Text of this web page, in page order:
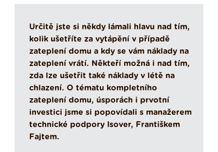
Určitě jste si někdy lámali hlavu nad tím,
kolik ušetříte za vytápění v případě
zateplení domu a kdy se vám náklady na
zateplení vrátí. Někteří možná i nad tím,
zda lze ušetřit také náklady v létě na
chlazení. O tématu kompletního
zateplení domu, úsporách i prvotní
investici jsme si popovídali s manažerem
technické podpory Isover, Františkem
Fajtem.